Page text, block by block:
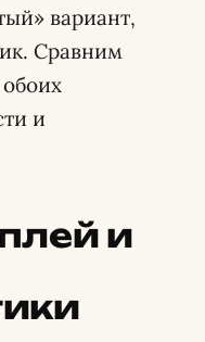
вариант,
Сравним
и
и